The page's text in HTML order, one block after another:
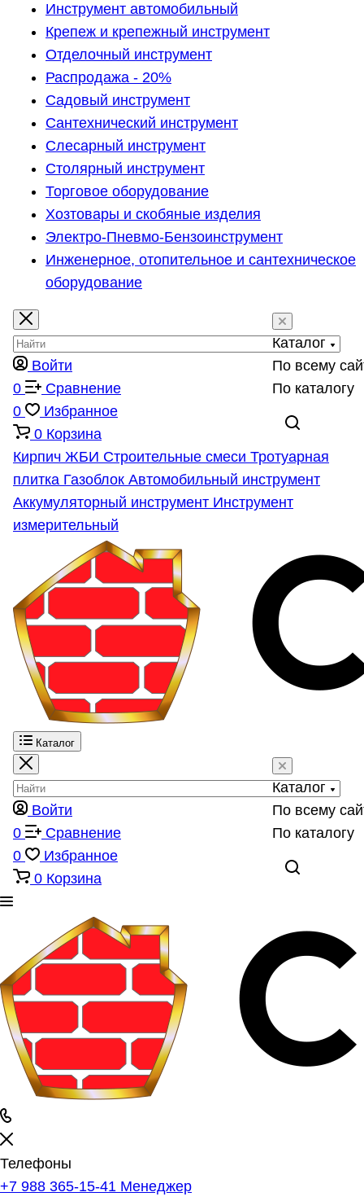
Инструмент автомобильный
Крепеж и крепежный инструмент
Отделочный инструмент
Распродажа - 20%
Садовый инструмент
Сантехнический инструмент
Слесарный инструмент
Столярный инструмент
Торговое оборудование
Хозтовары и скобяные изделия
Электро-Пневмо-Бензоинструмент
Инженерное, отопительное и сантехническое
оборудование
Каталог
По всему
По каталогу
Войти
0
Сравнение
0
Избранное
0 Корзина
Кирпич ЖБИ Строительные смеси Тротуарная
плитка Газоблок Автомобильный инструмент
Аккумуляторный инструмент Инструмент
измерительный
Каталог
Каталог
По всему
По каталогу
Войти
0
Сравнение
0
Избранное
0 Корзина
Телефоны
+7 988 365-15-41 Менеджер